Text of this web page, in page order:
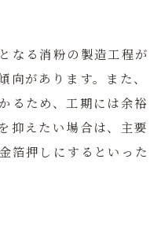
なる消粉の製造工程が
向があります。また、
るため、工期には余裕
抑えたい場合は、主要
箔押しにするといった